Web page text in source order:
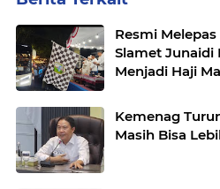
Resmi Melepas
Slamet Junaidi
Menjadi Haji
Kemenag
Masih Bisa